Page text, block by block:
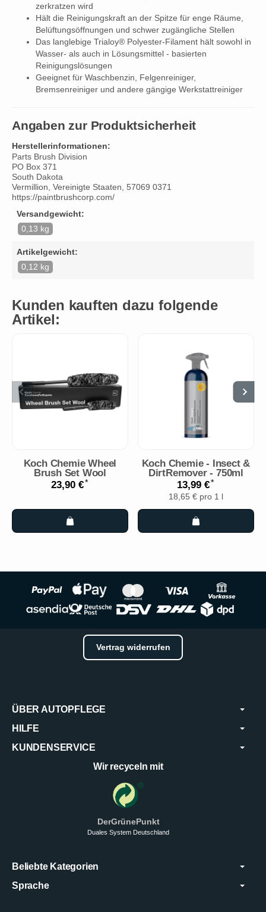
zerkratzen wird
Hält die Reinigungskraft an der Spitze für enge Räume,
Belüftungsöffnungen und schwer zugängliche Stellen
Das langlebige Trialoy® Polyester-Filament hält sowohl in
Wasser- als auch in Lösungsmittel - basierten
Reinigungslösungen
Geeignet für Waschbenzin, Felgenreiniger,
Bremsenreiniger und andere gängige Werkstattreiniger
Angaben zur Produktsicherheit
Herstellerinformationen:
Parts Brush Division
PO Box 371
South Dakota
Vermillion, Vereinigte Staaten, 57069 0371
https://paintbrushcorp.com/
Versandgewicht:
0,13 kg
Artikelgewicht:
0,12 kg
Kunden kauften dazu folgende
Artikel:
Koch Chemie Wheel
Brush Set Wool
23,90 €*
Koch Chemie - Insect &
DirtRemover - 750ml
13,99 €*
18,65 € pro 1 l
Vertrag widerrufen
ÜBER AUTOPFLEGE
HILFE
KUNDENSERVICE
Wir recyceln mit
DerGrünePunkt
Duales System Deutschland
Beliebte Kategorien
Sprache